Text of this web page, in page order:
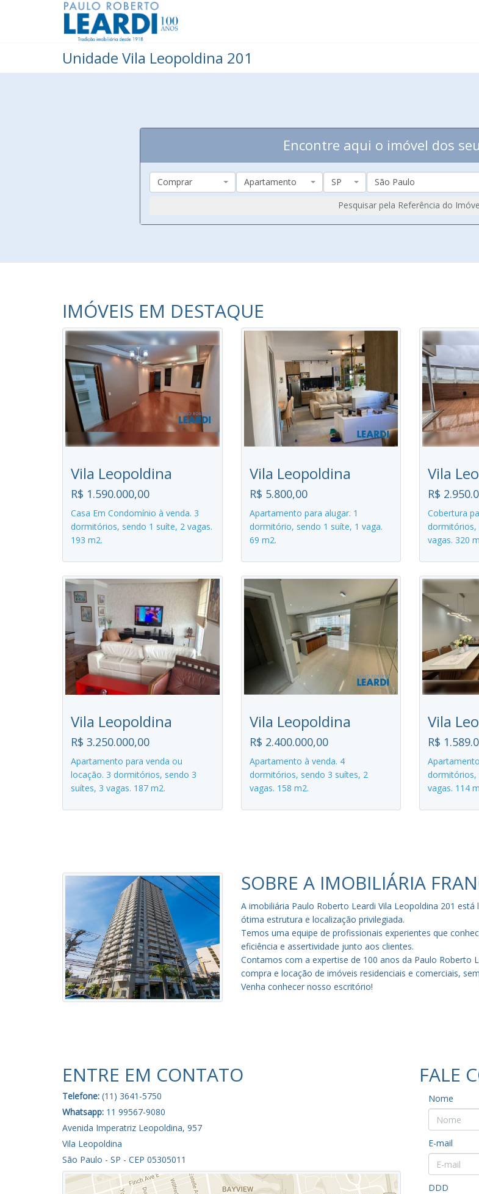
Unidade Vila Leopoldina 201
Encontre aqui o imóvel dos
Comprar Apartamento SP São Paulo
Pesquisar pela Referência do
IMÓVEIS EM DESTAQUE
Vila Leopoldina
R$ 1.590.000,00
Casa Em Condomínio à venda. 3
dormitórios, sendo 1 suíte, 2 vagas.
193 m2.
Vila Leopoldina
R$ 5.800,00
Apartamento para alugar. 1
dormitório, sendo 1 suíte, 1 vaga.
69 m2.
Vila
R$
Cobertura
dormitórios,
vagas. 320
Vila Leopoldina
R$ 3.250.000,00
Apartamento para venda ou
locação. 3 dormitórios, sendo 3
suítes, 3 vagas. 187 m2.
Vila Leopoldina
R$ 2.400.000,00
Apartamento à venda. 4
dormitórios, sendo 3 suítes, 2
vagas. 158 m2.
Vila
R$
dormitórios,
vagas. 114
SOBRE A IMOBILIÁRIA
A imobiliária Paulo Roberto Leardi Vila Leopoldina 201
ótima estrutura e localização privilegiada.
Temos uma equipe de profissionais experientes que
eficiência e assertividade junto aos clientes.
Contamos com a expertise de 100 anos da Paulo Roberto
compra e locação de imóveis residenciais e comerciais,
Venha conhecer nosso escritório!
ENTRE EM CONTATO
Telefone: (11) 3641-5750
Whatsapp: 11 99567-9080
Avenida Imperatriz Leopoldina, 957
Vila Leopoldina
São Paulo - SP - CEP 05305011
FALE
Nome
E-mail
DDD